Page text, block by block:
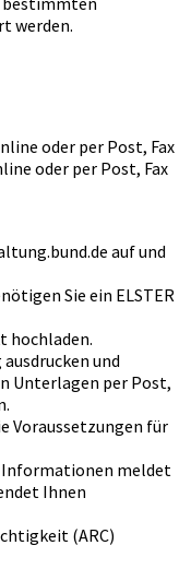
werden.
oder per Post, Fax
oder per Post, Fax
auf und
Sie ein ELSTER
hochladen.
und
Unterlagen per Post,
Voraussetzungen für
Informationen meldet
Ihnen
(ARC)